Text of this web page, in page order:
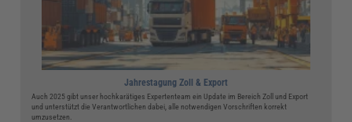
Jahrestagung Zoll & Export
Auch 2025 gibt unser hochkarätiges Expertenteam ein Update im Bereich Zoll und Export
und unterstützt die Verantwortlichen dabei, alle notwendigen Vorschriften korrekt
umzusetzen.